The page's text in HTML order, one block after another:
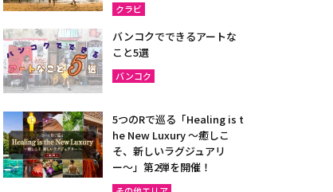
クラビ
バンコクでできるアートな
こと5選
バンコク
5つのRで巡る「Healing is t
he New Luxury ～癒しこ
そ、新しいラグジュアリ
ー〜」第2弾を開催！